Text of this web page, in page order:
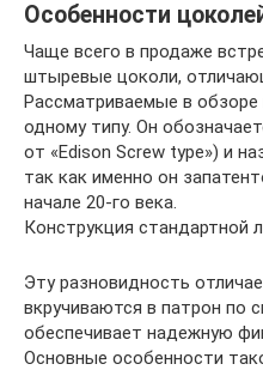
Особенности
Чаще всего в продаже
штыревые цоколи,
Рассматриваемые в
одному типу. Он
от «Edison Screw type») и
так как именно он
начале 20-го века.
Конструкция стандартной
Эту разновидность
вкручиваются в патрон по
обеспечивает надежную
Основные особенности